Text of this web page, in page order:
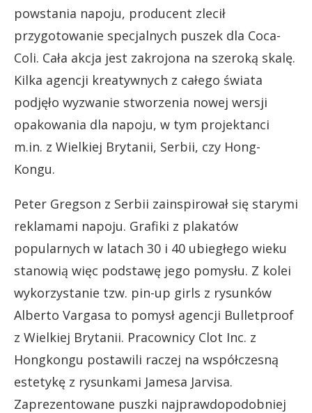
powstania napoju, producent zlecił
przygotowanie specjalnych puszek dla Coca-
Coli. Cała akcja jest zakrojona na szeroką skalę.
Kilka agencji kreatywnych z całego świata
podjęło wyzwanie stworzenia nowej wersji
opakowania dla napoju, w tym projektanci
m.in. z Wielkiej Brytanii, Serbii, czy Hong-
Kongu.
Peter Gregson z Serbii zainspirował się starymi
reklamami napoju. Grafiki z plakatów
popularnych w latach 30 i 40 ubiegłego wieku
stanowią więc podstawę jego pomysłu. Z kolei
wykorzystanie tzw. pin-up girls z rysunków
Alberto Vargasa to pomysł agencji Bulletproof
z Wielkiej Brytanii. Pracownicy Clot Inc. z
Hongkongu postawili raczej na współczesną
estetykę z rysunkami Jamesa Jarvisa.
Zaprezentowane puszki najprawdopodobniej